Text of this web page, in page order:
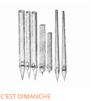
C'EST DIMANCHE